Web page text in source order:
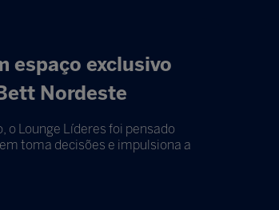
espaço exclusivo
Nordeste
o Lounge Líderes foi pensado
toma decisões e impulsiona a